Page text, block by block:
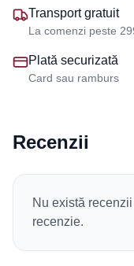
Transport gratuit
La comenzi peste
Plată securizată
Card sau ramburs
Recenzii
Nu există
recenzie.